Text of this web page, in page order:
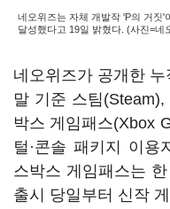
네오위즈는 자체 개발작 'P의 거짓'
달성했다고 19일 밝혔다. (사진=네
네오위즈가 공개한
말 기준 스팀
박스 게임패스(Xbox
털·콘솔 패키지 이용
스박스 게임패스는
출시 당일부터 신작